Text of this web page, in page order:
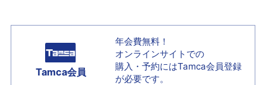
Tamca会員
年会費無料！
オンラインサイトでの
購入・予約にはTamca会員登録
が必要です。